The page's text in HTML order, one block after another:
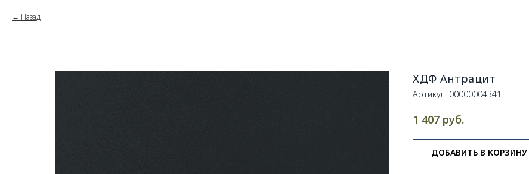
Назад
ХДФ Антрацит
Артикул: 00000004341
1 407 руб.
ДОБАВИТЬ В КОРЗИНУ